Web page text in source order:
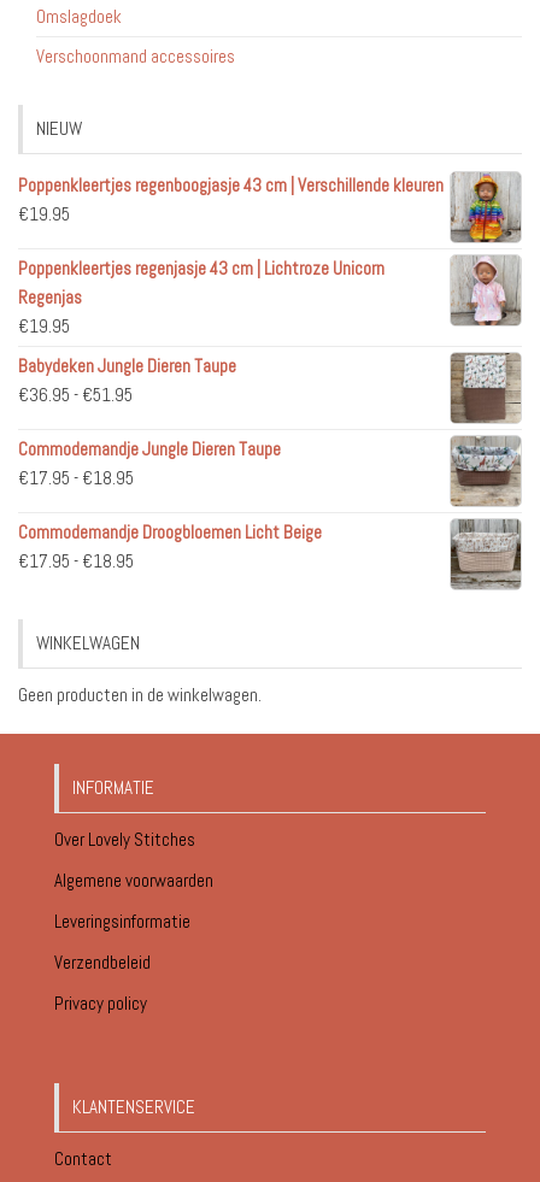
Omslagdoek
Verschoonmand accessoires
NIEUW
Poppenkleertjes regenboogjasje 43 cm | Verschillende kleuren
€19.95
Poppenkleertjes regenjasje 43 cm | Lichtroze Unicorn
Regenjas
€19.95
Babydeken Jungle Dieren Taupe
€36.95 - €51.95
tot
€51.95
Commodemandje Jungle Dieren Taupe
€17.95 - €18.95
tot
Commodemandje Droogbloemen Licht Beige
€17.95 - €18.95
€18.95
WINKELWAGEN
Geen producten in de winkelwagen.
INFORMATIE
Over Lovely Stitches
Algemene voorwaarden
Leveringsinformatie
Verzendbeleid
Privacy policy
KLANTENSERVICE
Contact